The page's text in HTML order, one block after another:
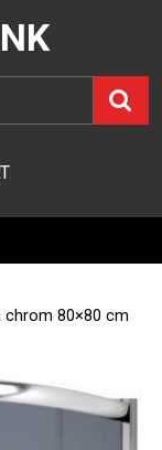
chrom 80×80 cm